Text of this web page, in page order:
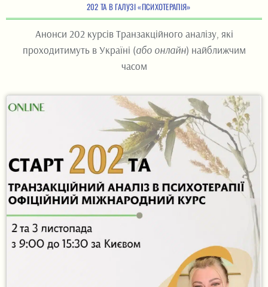
202 ТА В ГАЛУЗІ «ПСИХОТЕРАПІЯ»
Анонси 202 курсів Транзакційного аналізу, які
проходитимуть в Україні (або онлайн) найближчим
часом